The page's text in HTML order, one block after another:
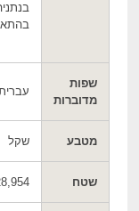
שפות
מדוברות
מטבע שקל
שטח 28,954